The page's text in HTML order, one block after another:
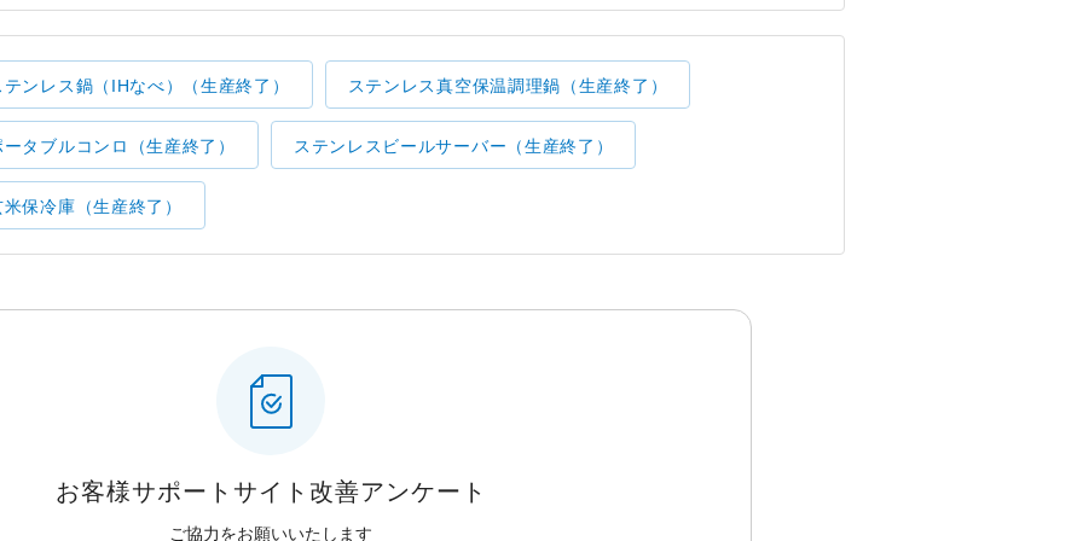
テンレス鍋（IHなべ）（生産終了） ステンレス真空保温調理鍋（生産終了）
ータブルコンロ（生産終了） ステンレスビールサーバー（生産終了）
米保冷庫（生産終了）
お客様サポートサイト 改善アンケート
ご協力をお願いいたします